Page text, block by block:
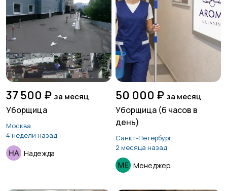
37 500 ₽ за месяц
Уборщица
Москва
4 недели назад
Надежда
50 000 ₽ за месяц
Уборщица (6 часов в
день)
Санкт-Петербург
2 месяца назад
Менеджер